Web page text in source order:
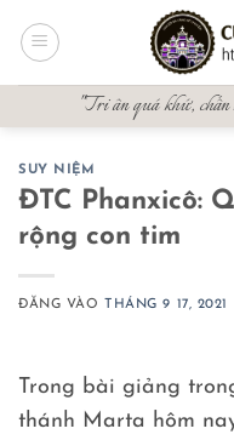
qua
"Tri ân quá khứ,
SUY NIỆM
ĐTC Phanxicô:
rộng con tim
ĐĂNG VÀO THÁNG 9 17, 2021
Trong bài giảng
thánh Marta hôm